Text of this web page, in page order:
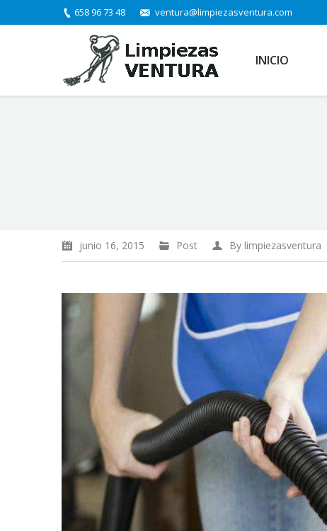
658 96 73 48 ventura@limpiezasventura.com
INICIO
junio 16, 2015 Post By limpiezasventura